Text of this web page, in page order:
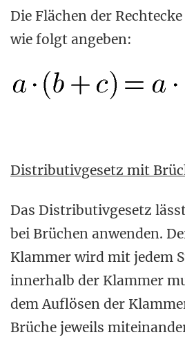
Die Flächen der
wie folgt angeben:
Distributivgesetz mit
Das Distributivgesetz
bei Brüchen anwenden.
Klammer wird mit jedem
innerhalb der Klammer
dem Auflösen der
Brüche jeweils